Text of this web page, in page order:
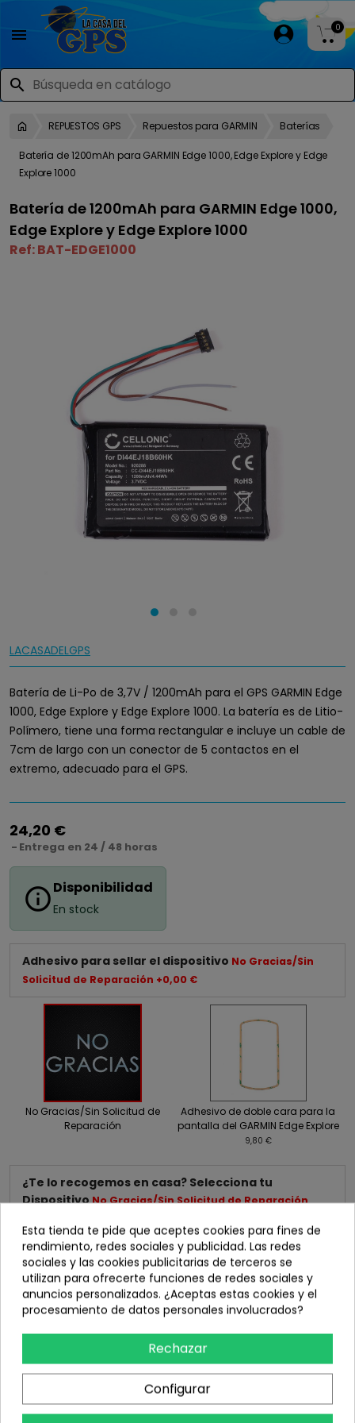

search
0
REPUESTOS GPS Repuestos para GARMIN Baterías
Batería de 1200mAh para GARMIN Edge 1000, Edge Explore y Edge
Explore 1000
Batería de 1200mAh para GARMIN Edge 1000,
Edge Explore y Edge Explore 1000
Ref:BAT-EDGE1000
LACASADELGPS
Batería de Li-Po de 3,7V / 1200mAh para el GPS GARMIN Edge
1000, Edge Explore y Edge Explore 1000. La batería es de Litio-
Polímero, tiene una forma rectangular e incluye un cable de
7cm de largo con un conector de 5 contactos en el
extremo, adecuado para el GPS.
24,20 €
Entrega en 24 / 48 horas
info_outlineDisponibilidad
En stock
Adhesivo para sellar el dispositivo No Gracias/Sin
Solicitud de Reparación +0,00 €
No Gracias/Sin Solicitud de
Reparación
Adhesivo de doble cara para la
pantalla del GARMIN Edge Explore
9,80 €
¿Te lo recogemos en casa? Selecciona tu
DispositivoNo Gracias/Sin Solicitud de Reparación
No Gracias/Sin Solicitud de
Reparación
REPARACIÓN EDGE 1000
Esta tienda te pide que aceptes cookies para fines de
rendimiento, redes sociales y publicidad. Las redes
sociales y las cookies publicitarias de terceros se
utilizan para ofrecerte funciones de redes sociales y
anuncios personalizados. ¿Aceptas estas cookies y el
procesamiento de datos personales involucrados?
Rechazar
Configurar